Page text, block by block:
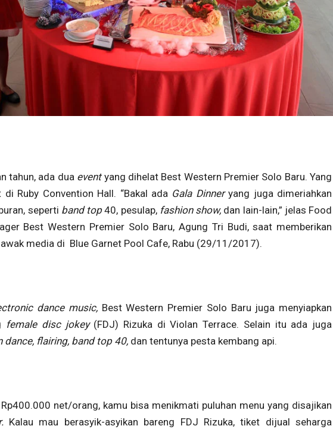
tahun, ada dua event yang dihelat Best Western Premier Solo Baru. Yang
Ruby Convention Hall. “Bakal ada Gala Dinneryang juga dimeriahkan
seperti band top40, pesulap, fashion show, dan lain-lain,” jelas Food
Best Western Premier Solo Baru, Agung Tri Budi, saat memberikan
media di Blue Garnet Pool Cafe, Rabu (29/11/2017).
dance music, Best Western Premier Solo Baru juga menyiapkan
female disc jokey (FDJ) Rizuka di Violan Terrace. Selain itu ada juga
dance, flairing, band top 40, dan tentunya pesta kembang api.
net/orang, kamu bisa menikmati puluhan menu yang disajikan
Kalau mau berasyik-asyikan bareng FDJ Rizuka, tiket dijual seharga